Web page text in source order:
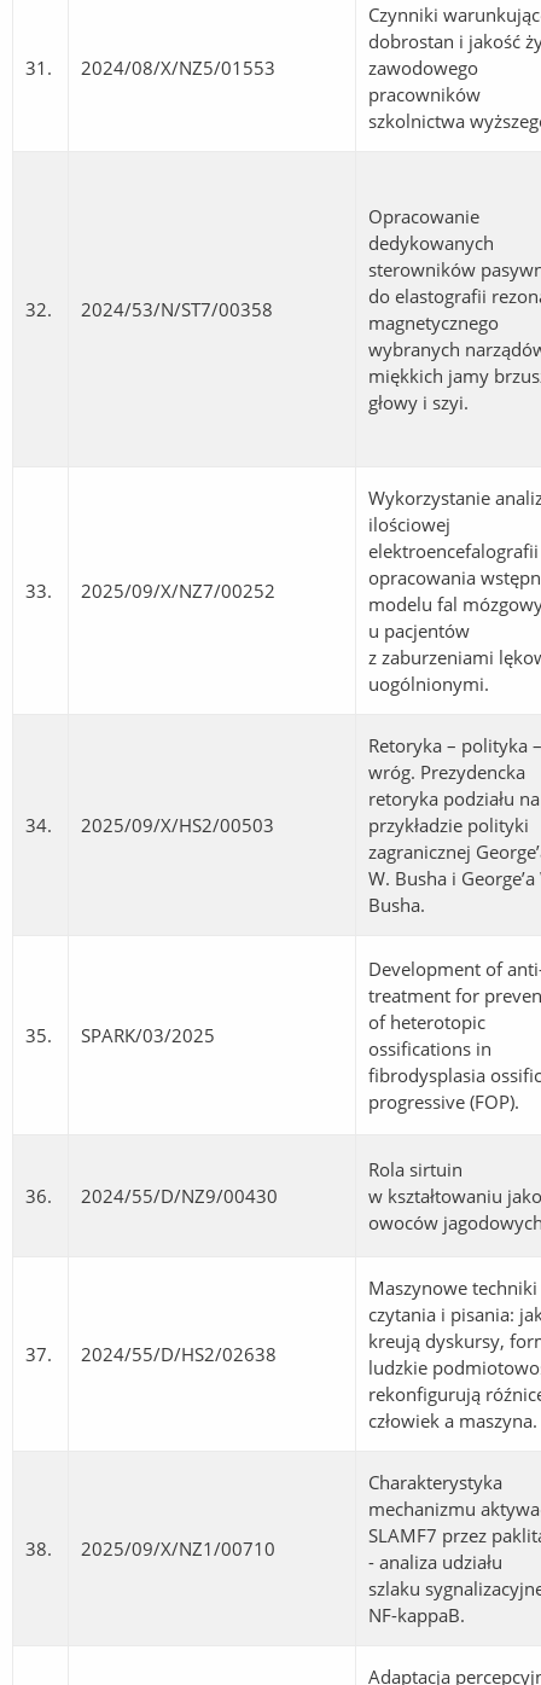
31. 2024/08/X/NZ5/01553
Czynniki
dobrostan i jakość
zawodowego
pracowników
szkolnictwa
32. 2024/53/N/ST7/00358
Opracowanie
dedykowanych
sterowników
do elastografii
magnetycznego
wybranych
miękkich jamy
głowy i szyi.
33. 2025/09/X/NZ7/00252
Wykorzystanie
ilościowej
opracowania
modelu fal
u pacjentów
z zaburzeniami
uogólnionymi.
34. 2025/09/X/HS2/00503
Retoryka – polityka –
wróg. Prezydencka
retoryka podziału na
przykładzie polityki
zagranicznej
W. Busha i George’a
Busha.
35. SPARK/03/2025
Development of
treatment for
of heterotopic
ossifications in
fibrodysplasia
progressive (FOP).
36. 2024/55/D/NZ9/00430
Rola sirtuin
w kształtowaniu
owoców
37. 2024/55/D/HS2/02638
Maszynowe techniki
czytania i pisania:
kreują dyskursy,
ludzkie
rekonfigurują
człowiek a maszyna.
38. 2025/09/X/NZ1/00710
Charakterystyka
mechanizmu
SLAMF7 przez
- analiza udziału
szlaku
NF-kappaB.
Adaptacja